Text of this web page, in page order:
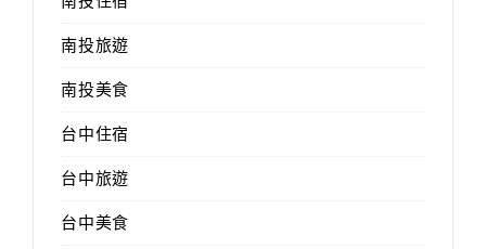
南投旅遊
南投美食
台中住宿
台中旅遊
台中美食